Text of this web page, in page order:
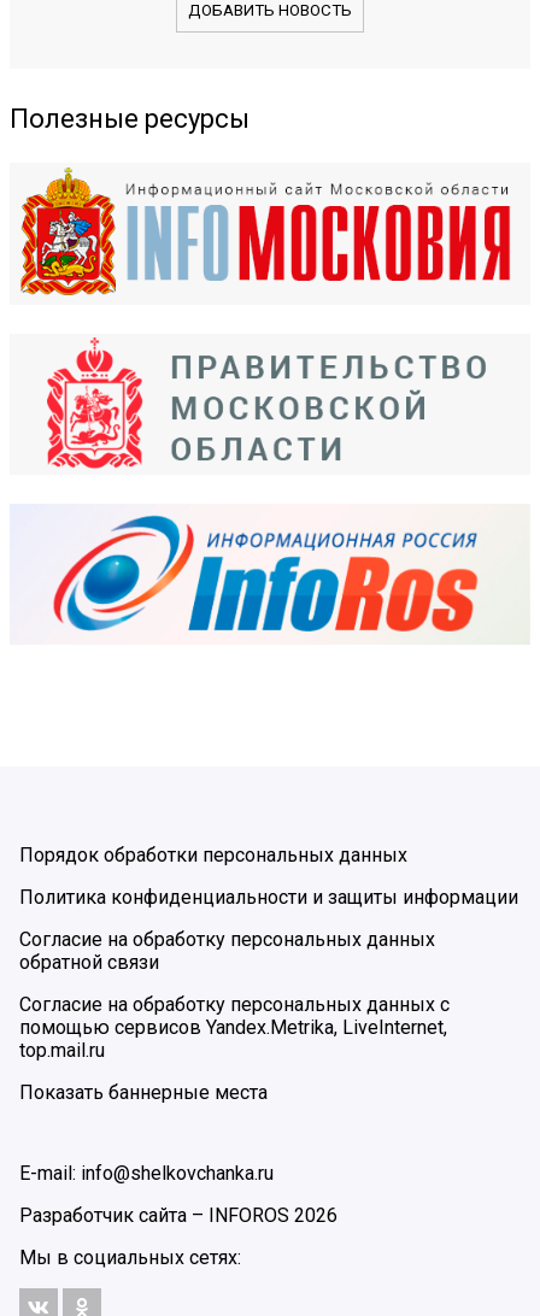
ДОБАВИТЬ НОВОСТЬ
Полезные ресурсы
Порядок обработки персональных данных
Политика конфиденциальности и защиты информации
Согласие на обработку персональных данных
обратной связи
Согласие на обработку персональных данных с
помощью сервисов Yandex.Metrika, LiveInternet,
top.mail.ru
Показать баннерные места
E-mail: info@shelkovchanka.ru
Разработчик сайта –
INFOROS 2026
Мы в социальных сетях: